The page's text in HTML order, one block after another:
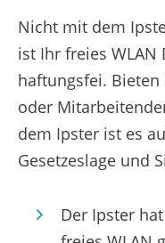
Nicht mit dem
ist Ihr freies WLAN
haftungsfei. Bieten
oder
dem Ipster ist es
Gesetzeslage und
Der Ipster